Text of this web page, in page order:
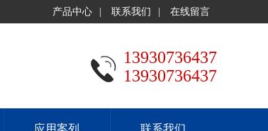
产品中心 联系我们 在线留言
13930736437
13930736437
应用案列 联系我们